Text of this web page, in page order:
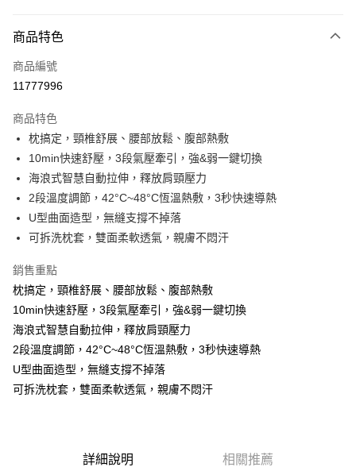
信用卡一次付款
LINE Pay
悠遊付
運送方式
宅配
每筆NT$100，滿NT$1,000(含以上)免運費
每筆NT$150，滿NT$2,000(含以上)免運費
商品特色
商品編號
11777996
商品特色
枕搞定，頸椎舒展、腰部放鬆、腹部熱敷
10min快速舒壓，3段氣壓牽引，強&弱一鍵切換
海浪式智慧自動拉伸，釋放肩頸壓力
2段溫度調節，42°C~48°C恆溫熱敷，3秒快速導熱
U型曲面造型，無縫支撐不掉落
可拆洗枕套，雙面柔軟透氣，親膚不悶汗
銷售重點
枕搞定，頸椎舒展、腰部放鬆、腹部熱敷
10min快速舒壓，3段氣壓牽引，強&弱一鍵切換
海浪式智慧自動拉伸，釋放肩頸壓力
2段溫度調節，42°C~48°C恆溫熱敷，3秒快速導熱
U型曲面造型，無縫支撐不掉落
可拆洗枕套，雙面柔軟透氣，親膚不悶汗
詳細說明 相關推薦